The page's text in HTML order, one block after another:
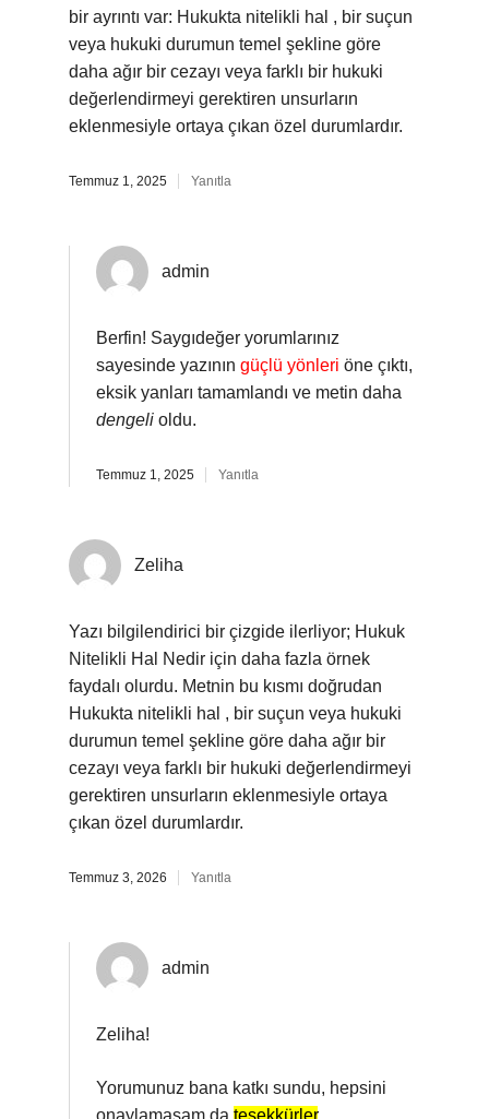
bir ayrıntı var: Hukukta nitelikli hal , bir suçun
veya hukuki durumun temel şekline göre
daha ağır bir cezayı veya farklı bir hukuki
değerlendirmeyi gerektiren unsurların
eklenmesiyle ortaya çıkan özel durumlardır.
Temmuz 1, 2025 Yanıtla
admin
Berfin! Saygıdeğer yorumlarınız
sayesinde yazının güçlü yönleri öne çıktı,
eksik yanları tamamlandı ve metin daha
dengeli oldu.
Temmuz 1, 2025 Yanıtla
Zeliha
Yazı bilgilendirici bir çizgide ilerliyor; Hukuk
Nitelikli Hal Nedir için daha fazla örnek
faydalı olurdu. Metnin bu kısmı doğrudan
Hukukta nitelikli hal , bir suçun veya hukuki
durumun temel şekline göre daha ağır bir
cezayı veya farklı bir hukuki değerlendirmeyi
gerektiren unsurların eklenmesiyle ortaya
çıkan özel durumlardır.
Temmuz 3, 2026 Yanıtla
admin
Zeliha!
Yorumunuz bana katkı sundu, hepsini
onaylamasam da teşekkürler.